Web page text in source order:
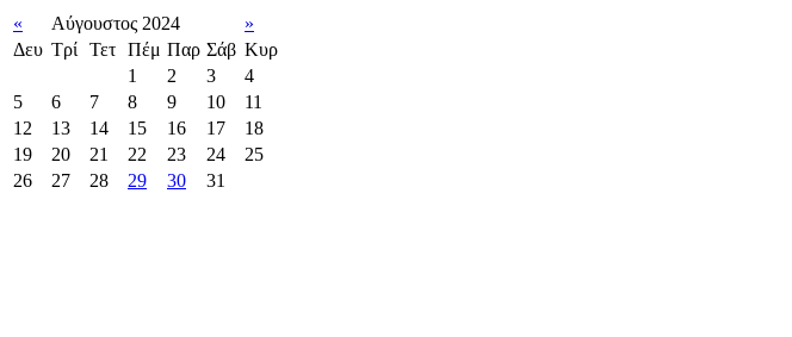
« Αύγουστος 2024
»
Δευ Τρί Τετ Πέμ Παρ Σάβ Κυρ
1
2 3
4
5
6 7 8 9 10
11
12
13 14 15 16 17
18
19
20 21 22 23 24
25
26
27 28 29 30 31